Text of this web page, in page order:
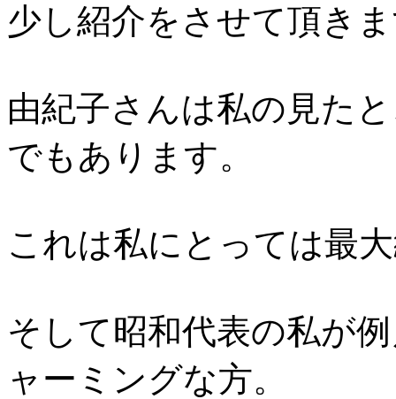
少し紹介をさせて頂き
由紀子さんは私の見た
でもあります。
これは私にとっては最
そして昭和代表の私が
ャーミングな方。